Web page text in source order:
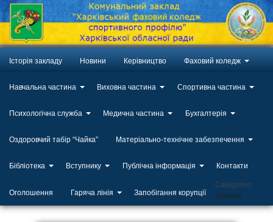
Історія закладу Новини Керівництво Фаховий коледж
Навчальна частина Виховна частина Спортивна частина
Психологічна служба Медична частина Бухгалтерія
Оздоровчий табір “Чайка” Матеріально-технічне забезпечення
Бібліотека Вступнику Публічна інформація Контакти
Оголошення Гаряча лінія Запобігання корупції
Categories
Новини